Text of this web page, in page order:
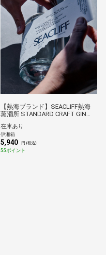
【熱海ブランド】SEACLIFF熱海
蒸溜所 STANDARD CRAFT GIN
在庫あり
伊湘箱
5,940 円 (税込)
55ポイント